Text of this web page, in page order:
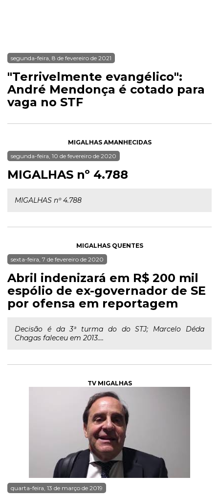
segunda-feira, 8 de fevereiro de 2021
"Terrivelmente evangélico":
André Mendonça é cotado para
vaga no STF
MIGALHAS AMANHECIDAS
segunda-feira, 10 de fevereiro de 2020
MIGALHAS nº 4.788
MIGALHAS nº 4.788
MIGALHAS QUENTES
sexta-feira, 7 de fevereiro de 2020
Abril indenizará em R$ 200 mil
espólio de ex-governador de SE
por ofensa em reportagem
Decisão é da 3ª turma do do STJ; Marcelo Déda
Chagas faleceu em 2013....
TV MIGALHAS
quarta-feira, 13 de março de 2019